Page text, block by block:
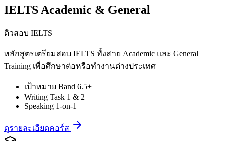
IELTS Academic & General
ติวสอบ IELTS
หลักสูตรเตรียมสอบ IELTS ทั้งสาย Academic และ General
Training เพื่อศึกษาต่อหรือทำงานต่างประเทศ
เป้าหมาย Band 6.5+
Writing Task 1 & 2
Speaking 1-on-1
ดูรายละเอียดคอร์ส